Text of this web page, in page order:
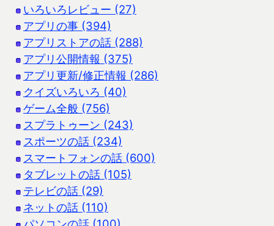
いろいろレビュー (27)
アプリの事 (394)
アプリストアの話 (288)
アプリ公開情報 (375)
アプリ更新/修正情報 (286)
クイズいろいろ (40)
ゲーム全般 (756)
スプラトゥーン (243)
スポーツの話 (234)
スマートフォンの話 (600)
タブレットの話 (105)
テレビの話 (29)
ネットの話 (110)